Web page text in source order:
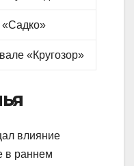
«Садко»
«Кругозор»
влияние
в раннем